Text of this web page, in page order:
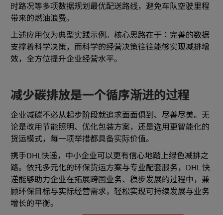
时路况等多项数据规划最优配送路线，避免车队空驶里程
带来的燃油浪费。
上述应用仅为典型实践示例。核心思路在于：完善的数据
支撑着科学决策，而科学的经营决策往往能够实现减排增
效，全方位提升企业经营水平。
减少碳排放是一个循序渐进的过程
企业减碳不必从起步阶段就追求面面俱到、尽善尽美。无
论是改用节能照明、优化包装方案，还是选用更智能化的
货运模式，每一项举措都具备实际价值。
携手DHL快递，中小企业可以更有信心地踏上绿色减排之
路。依托多元化的环保货运方案与专业配套服务，DHL 快
递能够助力企业在拓展跨国业务、稳步发展的过程中，兼
顾环保目标与实际经营需求，轻松实现可持续发展与业务
增长的平衡。